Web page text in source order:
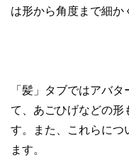
は形から角度まで細か
「髪」タブではアバ
て、あごひげなどの形
す。また、これらにつ
ます。